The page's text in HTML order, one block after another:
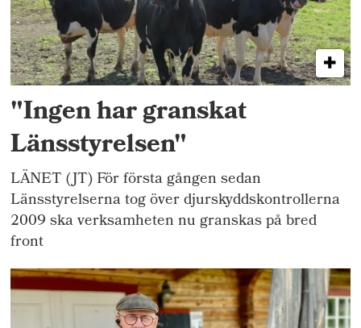
"Ingen har granskat
Länsstyrelsen"
LÄNET (JT) För första gången sedan
Länsstyrelserna tog över djurskyddskontrollerna
2009 ska verksamheten nu granskas på bred
front